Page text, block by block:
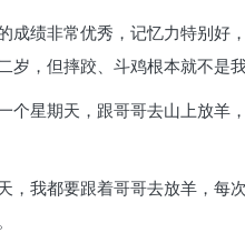
成绩非常优秀，记忆力特别好
岁，但摔跤、斗鸡根本就不是我
个星期天，跟哥哥去山上放羊
，我都要跟着哥哥去放羊，每